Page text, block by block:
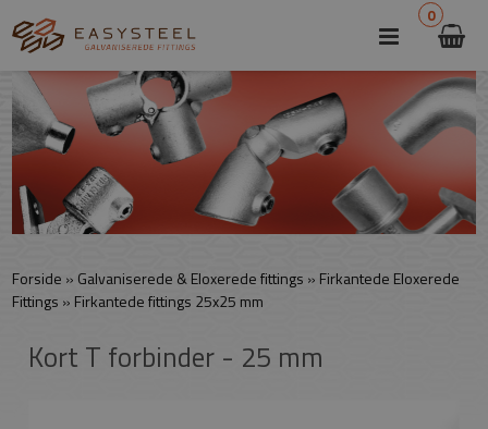
0
Forside » Galvaniserede & Eloxerede fittings » Firkantede Eloxerede
Fittings » Firkantede fittings 25x25 mm
Kort T forbinder - 25 mm